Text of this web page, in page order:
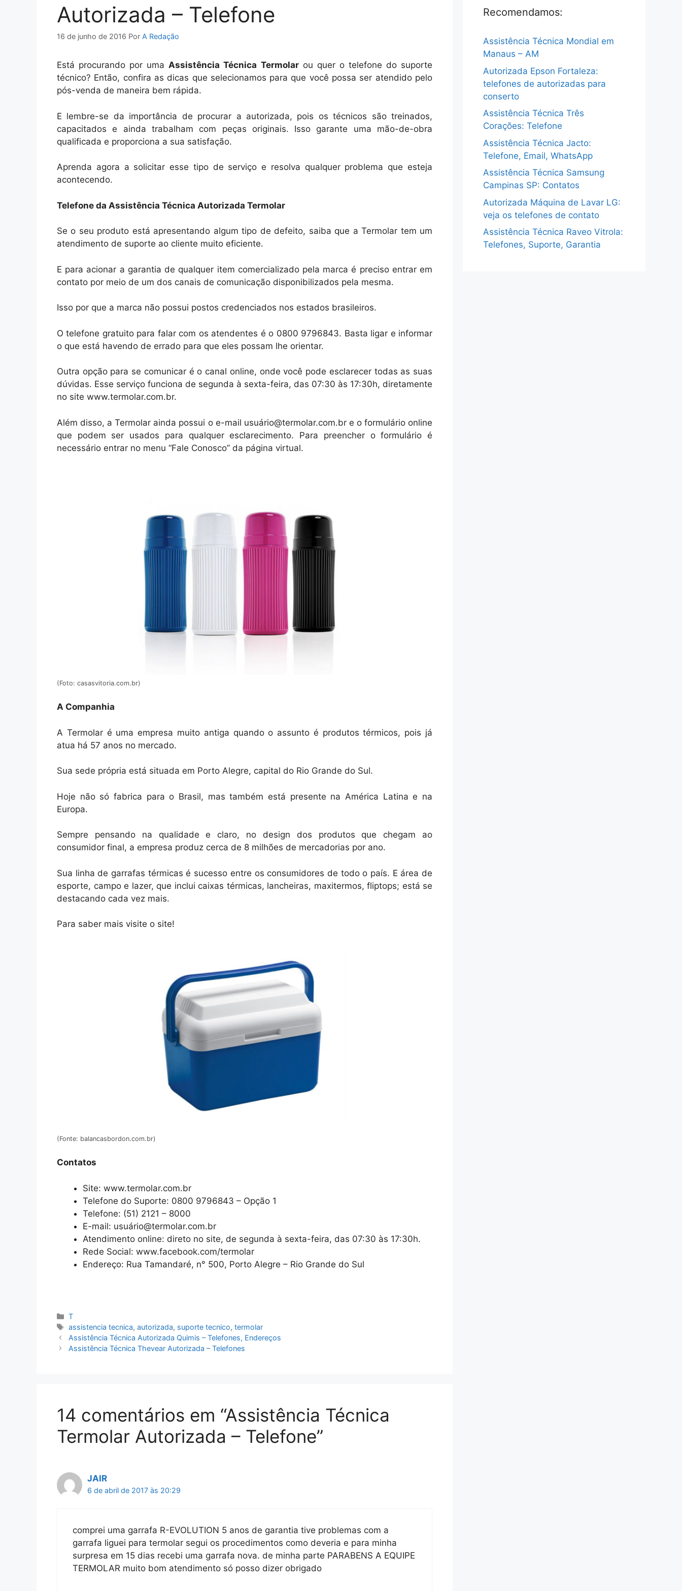
Autorizada – Telefone
16 de junho de 2016 Por A Redação
Está procurando por umaAssistência Técnica Termolarou quer o telefone do suporte
técnico? Então, confira as dicas que selecionamos para que você possa ser atendido pelo
pós-venda de maneira bem rápida.
E lembre-se da importância de procurar a autorizada, pois os técnicos são treinados,
capacitados e ainda trabalham com peças originais. Isso garante uma mão-de-obra
qualificada e proporciona a sua satisfação.
Aprenda agora a solicitar esse tipo de serviço e resolva qualquer problema que esteja
acontecendo.
Telefone da Assistência Técnica Autorizada Termolar
Se o seu produto está apresentando algum tipo de defeito, saiba que a Termolar tem um
atendimento de suporte ao cliente muito eficiente.
E para acionar a garantia de qualquer item comercializado pela marca é preciso entrar em
contato por meio de um dos canais de comunicação disponibilizados pela mesma.
Isso por que a marca não possui postos credenciados nos estados brasileiros.
O telefone gratuito para falar com os atendentes é o 0800 9796843. Basta ligar e informar
o que está havendo de errado para que eles possam lhe orientar.
Outra opção para se comunicar é o canal online, onde você pode esclarecer todas as suas
dúvidas. Esse serviço funciona de segunda à sexta-feira, das 07:30 às 17:30h, diretamente
no site www.termolar.com.br.
Além disso, a Termolar ainda possui o e-mail usuário@termolar.com.br e o formulário online
que podem ser usados para qualquer esclarecimento. Para preencher o formulário é
necessário entrar no menu “Fale Conosco” da página virtual.
(Foto: casasvitoria.com.br)
A Companhia
A Termolar é uma empresa muito antiga quando o assunto é produtos térmicos, pois já
atua há 57 anos no mercado.
Sua sede própria está situada em Porto Alegre, capital do Rio Grande do Sul.
Hoje não só fabrica para o Brasil, mas também está presente na América Latina e na
Europa.
Sempre pensando na qualidade e claro, no design dos produtos que chegam ao
consumidor final, a empresa produz cerca de 8 milhões de mercadorias por ano.
Sua linha de garrafas térmicas é sucesso entre os consumidores de todo o país. E área de
esporte, campo e lazer, que inclui caixas térmicas, lancheiras, maxitermos, fliptops; está se
destacando cada vez mais.
Para saber mais visite o site!
(Fonte: balancasbordon.com.br)
Contatos
Site: www.termolar.com.br
Telefone do Suporte: 0800 9796843 – Opção 1
Telefone: (51) 2121 – 8000
E-mail: usuário@termolar.com.br
Atendimento online: direto no site, de segunda à sexta-feira, das 07:30 às 17:30h.
Rede Social: www.facebook.com/termolar
Endereço: Rua Tamandaré, n° 500, Porto Alegre – Rio Grande do Sul
Categorias
T
Tags
assistencia tecnica,autorizada, suporte tecnico,termolar
Assistência Técnica Autorizada Quimis – Telefones, Endereços
Assistência Técnica Thevear Autorizada – Telefones
14 comentários em “Assistência Técnica
Termolar Autorizada – Telefone”
JAIR
6 de abril de 2017 às 20:29
comprei uma garrafa R-EVOLUTION 5 anos de garantia tive problemas com a
garrafa liguei para termolar segui os procedimentos como deveria e para minha
surpresa em 15 dias recebi uma garrafa nova. de minha parte PARABENS A EQUIPE
TERMOLAR muito bom atendimento só posso dizer obrigado
Recomendamos:
Assistência Técnica Mondial em
Manaus – AM
Autorizada Epson Fortaleza:
telefones de autorizadas para
conserto
Assistência Técnica Três
Corações: Telefone
Assistência Técnica Jacto:
Telefone, Email, WhatsApp
Assistência Técnica Samsung
Campinas SP: Contatos
Autorizada Máquina de Lavar LG:
veja os telefones de contato
Assistência Técnica Raveo Vitrola:
Telefones, Suporte, Garantia